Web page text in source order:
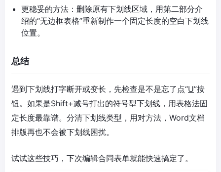
更稳妥的方法：删除原有下划线区域，用第二部分介
绍的“无边框表格”重新制作一个固定长度的空白下划线
位置。
总结
遇到下划线打字断开或变长，先检查是不是忘了点“U”按
钮。如果是Shift+减号打出的符号型下划线，用表格法固
定长度最靠谱。分清下划线类型，用对方法，Word文档
排版再也不会被下划线困扰。
试试这些技巧，下次编辑合同表单就能快速搞定了。